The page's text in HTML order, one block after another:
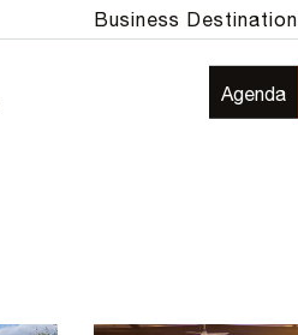
Agenda
Business Destination